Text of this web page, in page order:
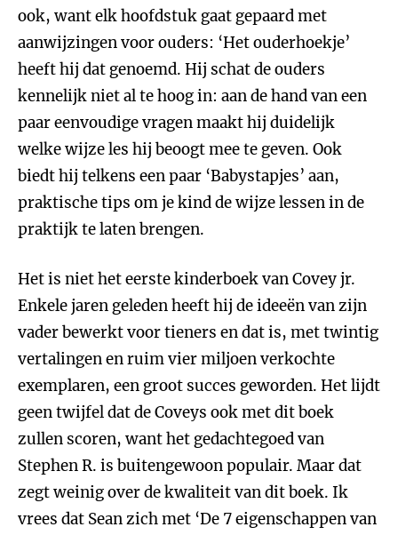
ook, want elk hoofdstuk gaat gepaard met
aanwijzingen voor ouders: ‘Het ouderhoekje’
heeft hij dat genoemd. Hij schat de ouders
kennelijk niet al te hoog in: aan de hand van een
paar eenvoudige vragen maakt hij duidelijk
welke wijze les hij beoogt mee te geven. Ook
biedt hij telkens een paar ‘Babystapjes’ aan,
praktische tips om je kind de wijze lessen in de
praktijk te laten brengen.
Het is niet het eerste kinderboek van Covey jr.
Enkele jaren geleden heeft hij de ideeën van zijn
vader bewerkt voor tieners en dat is, met twintig
vertalingen en ruim vier miljoen verkochte
exemplaren, een groot succes geworden. Het lijdt
geen twijfel dat de Coveys ook met dit boek
zullen scoren, want het gedachtegoed van
Stephen R. is buitengewoon populair. Maar dat
zegt weinig over de kwaliteit van dit boek. Ik
vrees dat Sean zich met ‘De 7 eigenschappen van